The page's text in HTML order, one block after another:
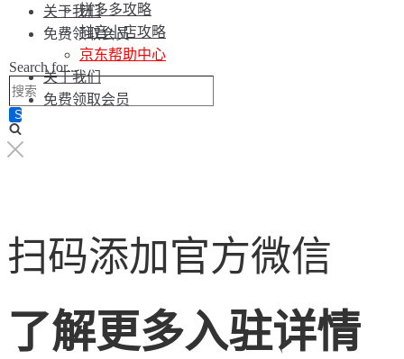
关于我们
免费领取会员
Search for...
拼多多攻略
抖音小店攻略
京东帮助中心
关于我们
免费领取会员
扫码添加官方微信
了解更多入驻详情